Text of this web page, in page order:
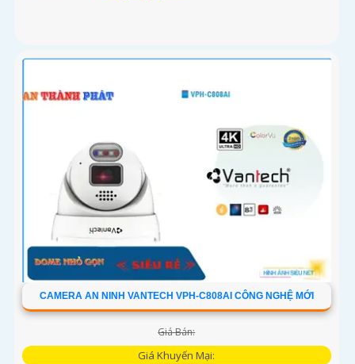
CAMERA AN NINH VANTECH VPH-C808AI CÔNG NGHỆ MỚI
Giá Bán:
Giá Khuyến Mại: